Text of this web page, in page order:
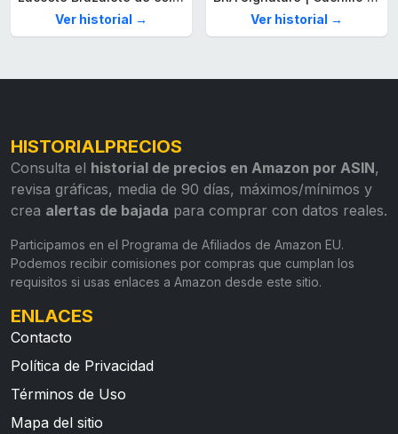
Ver historial →
Ver historial →
HISTORIALPRECIOS
Consulta el historial de precios en Amazon por ASIN,
revisa gráficas, media de 90 días, máximos/mínimos y
crea alertas de bajada para comprar con datos reales.
Participamos en el Programa de Afiliados de Amazon EU.
Podemos recibir comisiones por compras que cumplan los
requisitos si usas enlaces a Amazon desde este sitio.
ENLACES
Contacto
Política de Privacidad
Términos de Uso
Mapa del sitio